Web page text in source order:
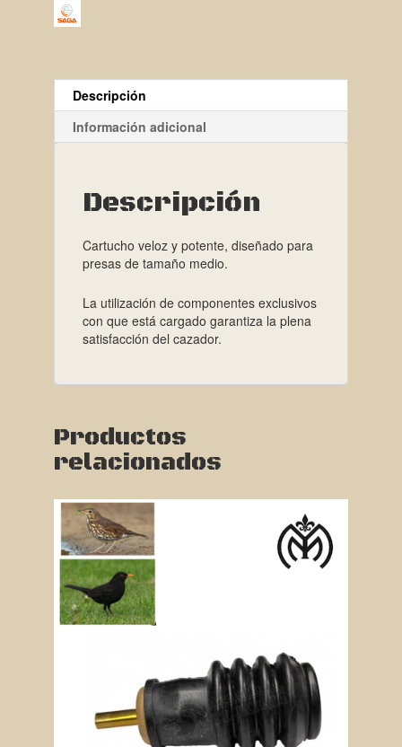
Descripción
Información adicional
Descripción
Cartucho veloz y potente, diseñado para
presas de tamaño medio.
La utilización de componentes exclusivos
con que está cargado garantiza la plena
satisfacción del cazador.
Productos
relacionados